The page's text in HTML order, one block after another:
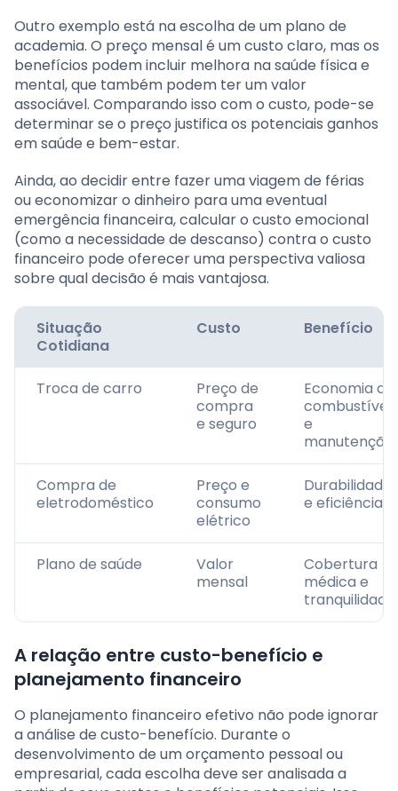
Outro exemplo está na escolha de um plano de
academia. O preço mensal é um custo claro, mas os
benefícios podem incluir melhora na saúde física e
mental, que também podem ter um valor
associável. Comparando isso com o custo, pode-se
determinar se o preço justifica os potenciais ganhos
em saúde e bem-estar.
Ainda, ao decidir entre fazer uma viagem de férias
ou economizar o dinheiro para uma eventual
emergência financeira, calcular o custo emocional
(como a necessidade de descanso) contra o custo
financeiro pode oferecer uma perspectiva valiosa
sobre qual decisão é mais vantajosa.
Situação
Cotidiana
Custo Benefício
Troca de carro
Preço de
compra
e seguro
Economia de
combustível
e
manutenção
Compra de
eletrodoméstico
Preço e
consumo
elétrico
Durabilidade
e eficiência
Plano de saúde
Valor
mensal
Cobertura
médica e
tranquilidade
A relação entre custo-benefício e
planejamento financeiro
O planejamento financeiro efetivo não pode ignorar
a análise de custo-benefício. Durante o
desenvolvimento de um orçamento pessoal ou
empresarial, cada escolha deve ser analisada a